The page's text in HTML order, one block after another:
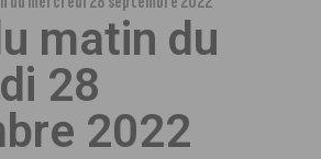
matin du
28
2022